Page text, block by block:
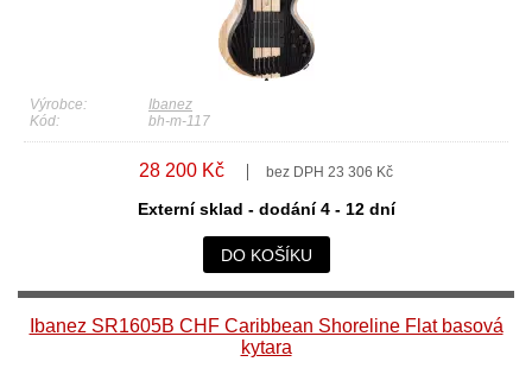
Výrobce:
Ibanez
Kód:
bh-m-117
28 200 Kč bez DPH 23 306 Kč
Externí sklad - dodání 4 - 12 dní
DO KOŠÍKU
Ibanez SR1605B CHF Caribbean Shoreline Flat basová
kytara